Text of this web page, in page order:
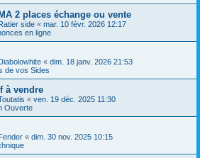
2 places échange ou vente
side « mar. 10 févr. 2026 12:17
en ligne
« dim. 18 janv. 2026 21:53
de vos Sides
à vendre
« ven. 19 déc. 2025 11:30
Ouverte
« dim. 30 nov. 2025 10:15